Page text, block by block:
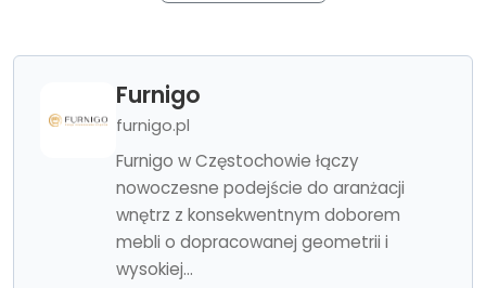
Furnigo
furnigo.pl
Furnigo w Częstochowie łączy
nowoczesne podejście do aranżacji
wnętrz z konsekwentnym doborem
mebli o dopracowanej geometrii i
wysokiej...